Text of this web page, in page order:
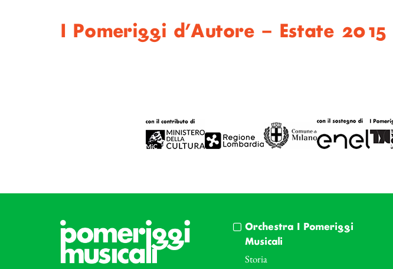
I Pomeriggi d’Autore – Estate 2015
Orchestra I Pomeriggi
Musicali
Storia